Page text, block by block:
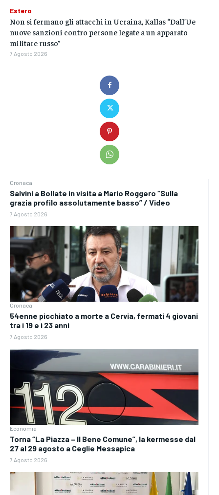
Cronaca
Salvini a Bollate in visita a Mario Roggero “Sulla
grazia profilo assolutamente basso” / Video
7 Agosto 2026
Cronaca
54enne picchiato a morte a Cervia, fermati 4 giovani
tra i 19 e i 23 anni
7 Agosto 2026
Economia
Torna “La Piazza – Il Bene Comune”, la kermesse dal
27 al 29 agosto a Ceglie Messapica
7 Agosto 2026
Estero
Non si fermano gli attacchi in Ucraina, Kallas “Dall’Ue
nuove sanzioni contro persone legate a un apparato
militare russo”
7 Agosto 2026